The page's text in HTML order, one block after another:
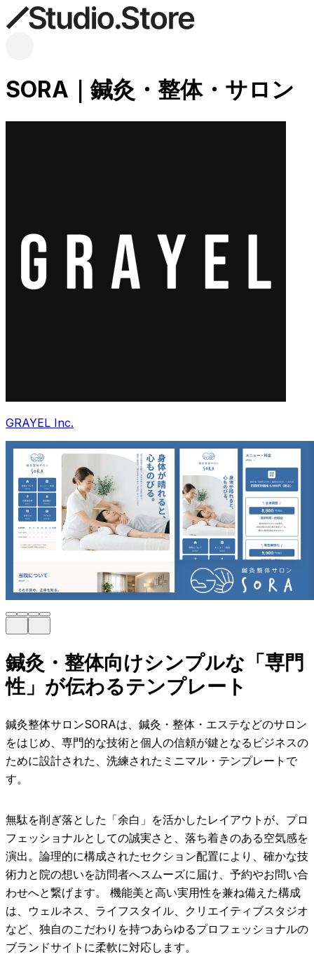
SORA｜鍼灸・整体・サロン
GRAYEL Inc.
鍼灸・整体向けシンプルな「専門
性」が伝わるテンプレート
鍼灸整体サロンSORAは、鍼灸・整体・エステなどのサロン
をはじめ、専門的な技術と個人の信頼が鍵となるビジネスの
ために設計された、洗練されたミニマル・テンプレートで
す。
無駄を削ぎ落とした「余白」を活かしたレイアウトが、プロ
フェッショナルとしての誠実さと、落ち着きのある空気感を
演出。論理的に構成されたセクション配置により、確かな技
術力と院の想いを訪問者へスムーズに届け、予約やお問い合
わせへと繋げます。 機能美と高い実用性を兼ね備えた構成
は、ウェルネス、ライフスタイル、クリエイティブスタジオ
など、独自のこだわりを持つあらゆるプロフェッショナルの
ブランドサイトに柔軟に対応します。